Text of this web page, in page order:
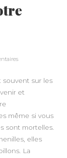
souvent sur les
et
même si vous
sont mortelles.
elles
La